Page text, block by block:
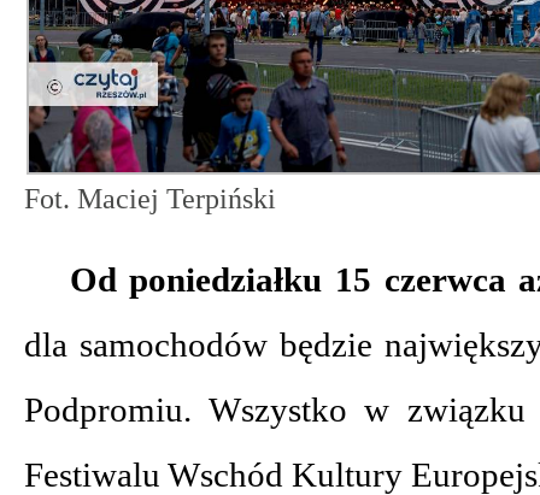
Fot. Maciej Terpiński
Od poniedziałku 15 czerwca
dla samochodów będzie
Podpromiu. Wszystko w
Festiwalu Wschód Kultury